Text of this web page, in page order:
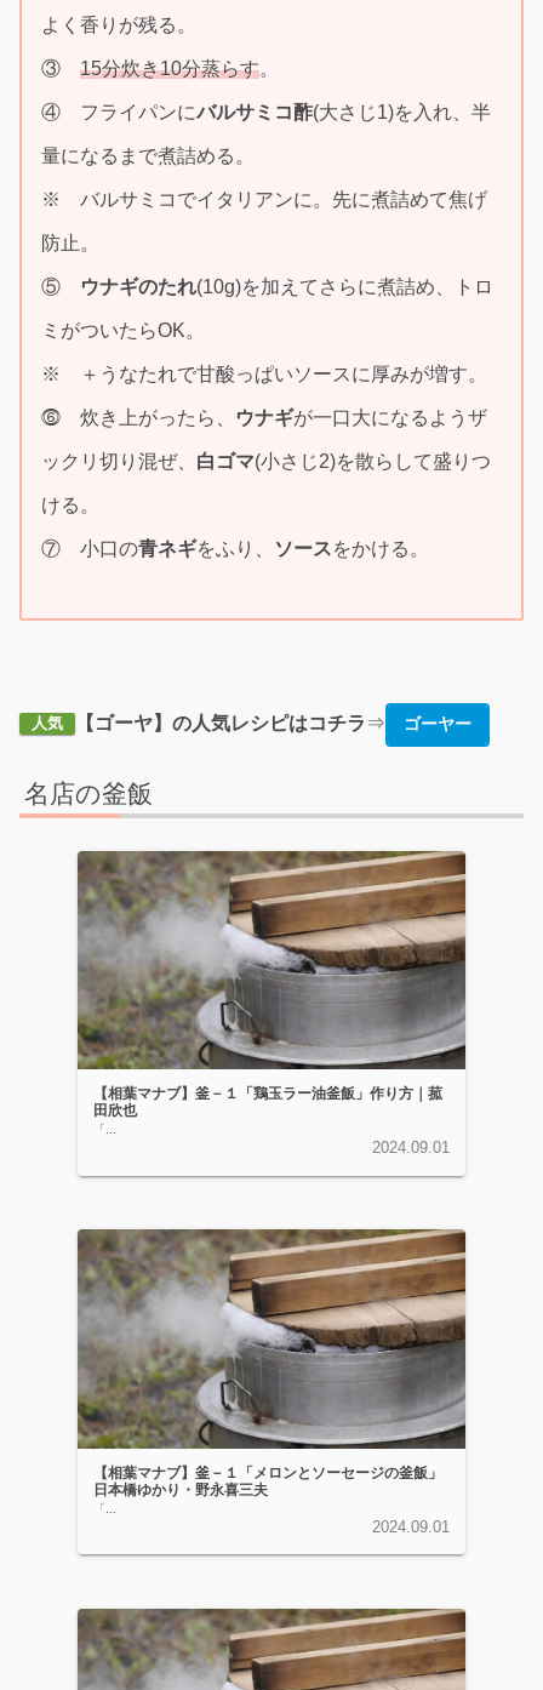
よく香りが残る。
③ 15分炊き10分蒸らす。
④ フライパンにバルサミコ酢(大さじ1)を入れ、半
量になるまで煮詰める。
※ バルサミコでイタリアンに。先に煮詰めて焦げ
防止。
⑤ ウナギのたれ(10g)を加えてさらに煮詰め、トロ
ミがついたらOK。
※ ＋うなたれで甘酸っぱいソースに厚みが増す。
⓺ 炊き上がったら、 ウナギが一口大になるようザ
ックリ切り混ぜ、 白ゴマ(小さじ2)を散らして盛りつ
ける。
⑦ 小口の青ネギをふり、 ソースをかける。
人気 【ゴーヤ】の人気レシピはコチラ ⇒ ゴーヤー
名店の釜飯
【相葉マナブ】釜－１「鶏玉ラー油釜飯」作り方｜菰
田欣也
「...
2024.09.01
【相葉マナブ】釜－１「メロンとソーセージの釜飯」
日本橋ゆかり・野永喜三夫
「...
2024.09.01